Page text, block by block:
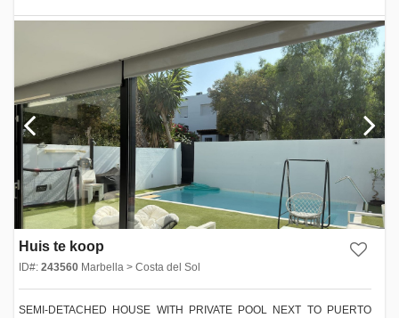
Huis te koop
ID#: 243560 Marbella > Costa del Sol
SEMI-DETACHED HOUSE WITH PRIVATE POOL NEXT TO PUERTO